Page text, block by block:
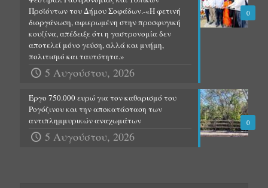
0
Προϊόντων του Δήμου Σοφάδων.-«Η φετινή
διοργάνωση, αφιερωμένη στην προσφυγική
κουζίνα, απέδειξε ότι η γαστρονομία δεν
αποτελεί μόνο γεύση, αλλά και μνήμη,
πολιτισμό και ταυτότητα.»
5 Αυγούστου, 2026
0
Έργο 750.000 ευρώ για τον καθαρισμό του
Ρογόζινου και την αποκατάσταση των
αντιπλημμυρικών αναχωμάτων
5 Αυγούστου, 2026